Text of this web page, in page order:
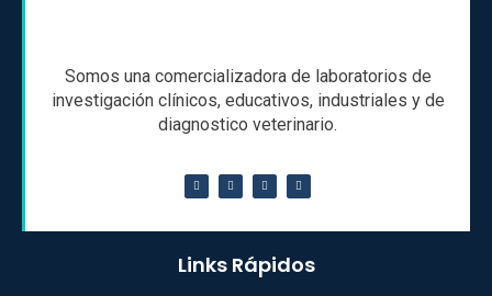
Somos una comercializadora de laboratorios de
investigación clínicos, educativos, industriales y de
diagnostico veterinario.
Links Rápidos